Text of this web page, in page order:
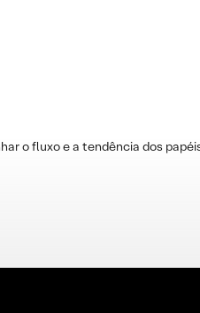
o fluxo e a tendência dos